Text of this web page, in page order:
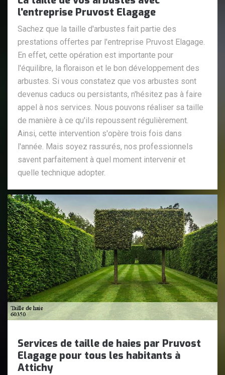
l'entreprise Pruvost Elagage
Sachez que la taille d'arbustes fait partie des
prestations offertes par l'entreprise Pruvost Elagage.
En effet, cette opération est importante pour
l'équilibre, la floraison et le bon développement des
arbustes. Si vous constatez que vos arbustes sont
devenus caducs ou persistants, n'hésitez pas à faire
appel à nos services. Nous pouvons réaliser sa taille
de manière à ce qu'ils repoussent régulièrement.
Ainsi, cette intervention s'opère trois fois dans
l'année. Mais soyez rassurés, nos professionnels
savent parfaitement à quel moment intervenir et
quelle technique adopter.
Services de taille de haies par Pruvost
Elagage pour tous les habitants à
Attichy